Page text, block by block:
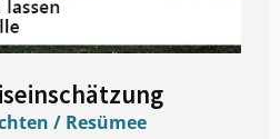
/ Resümee